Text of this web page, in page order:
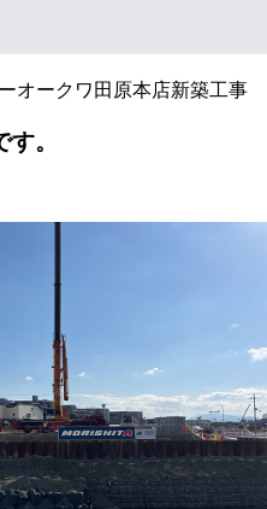
オークワ田原本店新築工事
。